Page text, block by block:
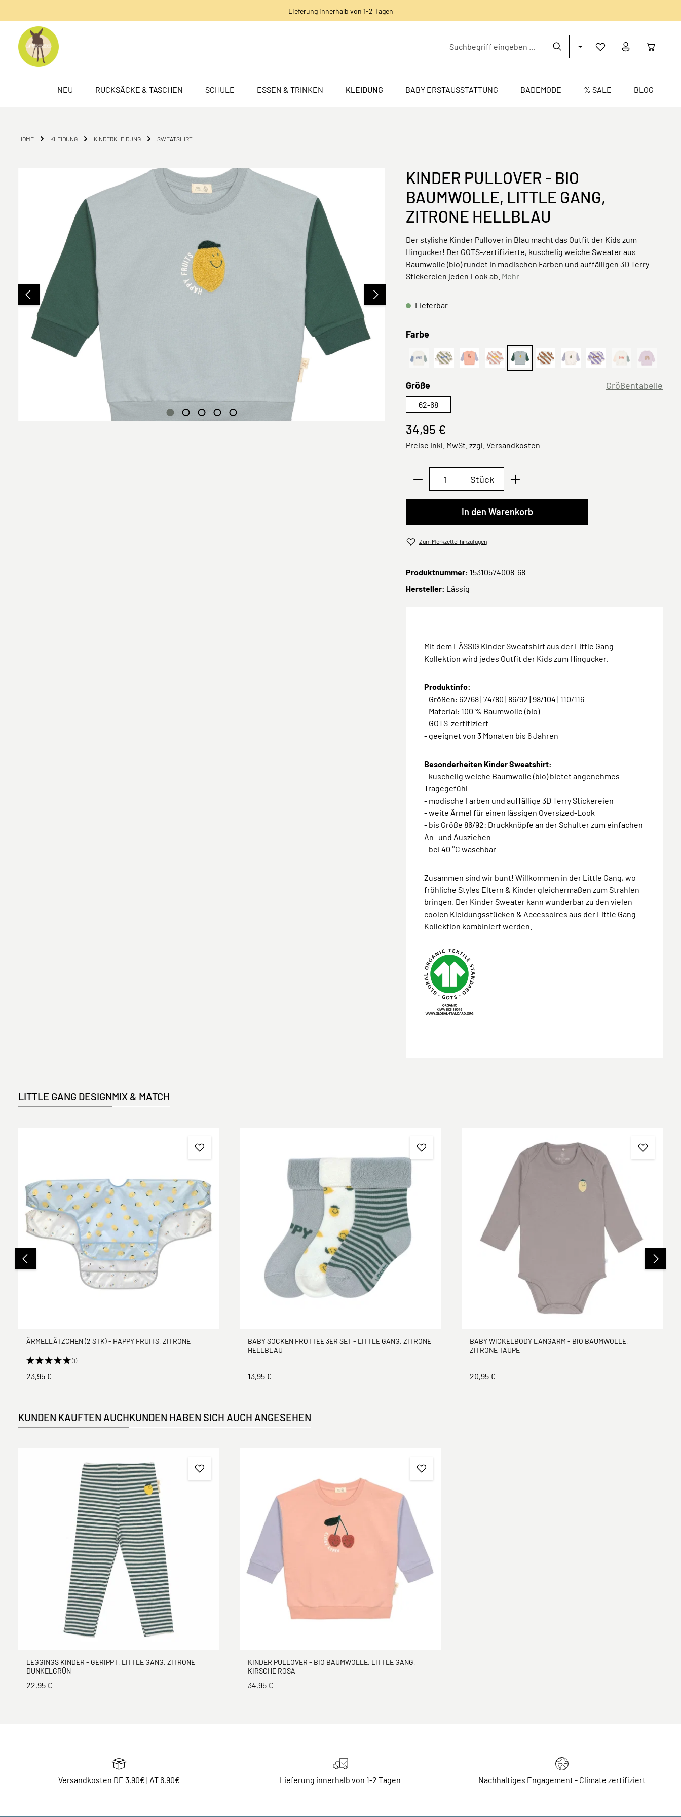
Lieferung innerhalb von 1-2 Tagen
NEU RUCKSÄCKE & TASCHEN SCHULE ESSEN & TRINKEN KLEIDUNG BABY ERSTAUSSTATTUNG BADEMODE % SALE BLOG
HOME KLEIDUNG KINDERKLEIDUNG SWEATSHIRT
KINDER PULLOVER - BIO
BAUMWOLLE, LITTLE GANG,
ZITRONE HELLBLAU
Der stylishe Kinder Pullover in Blau macht das Outfit der Kids zum
Hingucker! Der GOTS-zertifizierte, kuschelig weiche Sweater aus
Baumwolle (bio) rundet in modischen Farben und auffälligen 3D Terry
Stickereien jeden Look ab. Mehr
Lieferbar
Farbeauswählen
Free Weiß
(Diese Option ist zurzeit nicht verfügbar.)
Gestreift Weiß Khaki
Kirsche RosaGestreift Weiß Rosa
Zitrone Hellblau
Gestreift Weiß Karamell
Birne Gestreift Lila
Sun Weiß
(Diese Option ist
(Diese
Größeauswählen Größentabelle
62-68
34,95 €
Preise inkl. MwSt. zzgl. Versandkosten
Produkt Anzahl: Gib den gewünschten Wert ein
Stück
In den Warenkorb
Zum Merkzettel hinzufügen
Produktnummer: 15310574008-68
Hersteller: Lässig
Mit dem LÄSSIG Kinder Sweatshirt aus der Little Gang
Kollektion wird jedes Outfit der Kids zum Hingucker.
Produktinfo:
- Größen: 62/68 | 74/80 | 86/92 | 98/104 | 110/116
- Material: 100 % Baumwolle (bio)
- GOTS-zertifiziert
- geeignet von 3 Monaten bis 6 Jahren
Besonderheiten Kinder Sweatshirt:
- kuschelig weiche Baumwolle (bio) bietet angenehmes
Tragegefühl
- modische Farben und auffällige 3D Terry Stickereien
- weite Ärmel für einen lässigen Oversized-Look
- bis Größe 86/92: Druckknöpfe an der Schulter zum einfachen
An- und Ausziehen
- bei 40 °C waschbar
Zusammen sind wir bunt! Willkommen in der Little Gang, wo
fröhliche Styles Eltern & Kinder gleichermaßen zum Strahlen
bringen. Der Kinder Sweater kann wunderbar zu den vielen
coolen Kleidungsstücken & Accessoires aus der Little Gang
Kollektion kombiniert werden.
LITTLE GANG DESIGNMIX & MATCH
ÄRMELLÄTZCHEN (2 STK) - HAPPY FRUITS, ZITRONE
(1)
23,95 €
BABY SOCKEN FROTTEE 3ER SET - LITTLE GANG, ZITRONE
HELLBLAU
13,95 €
BABY WICKELBODY LANGARM - BIO BAUMWOLLE,
ZITRONE TAUPE
20,95 €
KUNDEN KAUFTEN AUCHKUNDEN HABEN SICH AUCH ANGESEHEN
LEGGINGS KINDER - GERIPPT, LITTLE GANG, ZITRONE
DUNKELGRÜN
22,95 €
KINDER PULLOVER - BIO BAUMWOLLE, LITTLE GANG,
KIRSCHE ROSA
34,95 €
Versandkosten DE 3,90€ | AT 6,90€ Lieferung innerhalb von 1-2 Tagen Nachhaltiges Engagement - Climate zertifiziert